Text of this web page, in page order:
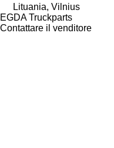
Lituania, Vilnius
EGDA Truckparts
Contattare il venditore